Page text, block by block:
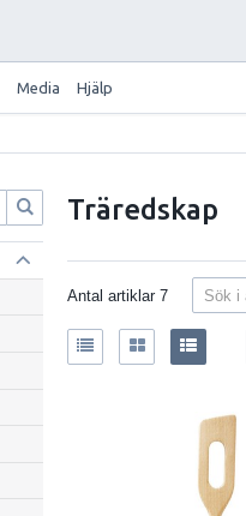
Media Hjälp
Träredskap
Antal artiklar7